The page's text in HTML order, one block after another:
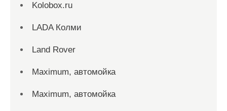
Kolobox.ru
LADA Колми
Land Rover
Maximum, автомойка
Maximum, автомойка